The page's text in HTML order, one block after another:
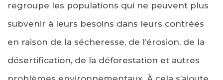
regroupe les populations qui ne peuvent plus
subvenir à leurs besoins dans leurs contrées
en raison de la sécheresse, de l’érosion, de la
désertification, de la déforestation et autres